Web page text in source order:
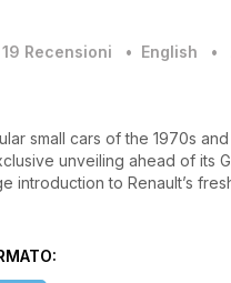
19 Recensioni • English •
small cars of the 1970s
unveiling ahead of its
introduction to Renault’s
all-new Macan